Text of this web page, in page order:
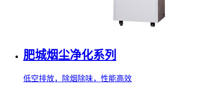
肥城烟尘净化系列
低空排放，除烟除味，性能高效